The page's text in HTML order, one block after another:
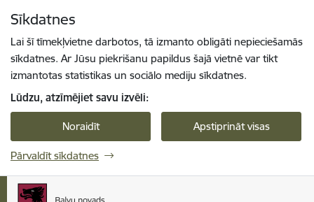
Sīkdatnes
Lai šī tīmekļvietne darbotos, tā izmanto obligāti nepieciešamās
sīkdatnes. Ar Jūsu piekrišanu papildus šajā vietnē var tikt
izmantotas statistikas un sociālo mediju sīkdatnes.
Lūdzu, atzīmējiet savu izvēli:
Noraidīt Apstiprināt visas
Pārvaldīt sīkdatnes